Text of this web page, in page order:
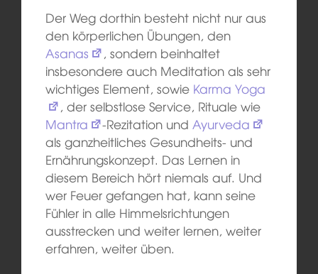
Der Weg dorthin besteht nicht nur aus
den körperlichen Übungen, den
Asanas
, sondern beinhaltet
insbesondere auch Meditation als sehr
wichtiges Element, sowie Karma Yoga
, der selbstlose Service, Rituale wie
Mantra
-Rezitation und Ayurveda
als ganzheitliches Gesundheits- und
Ernährungskonzept. Das Lernen in
diesem Bereich hört niemals auf. Und
wer Feuer gefangen hat, kann seine
Fühler in alle Himmelsrichtungen
ausstrecken und weiter lernen, weiter
erfahren, weiter üben.